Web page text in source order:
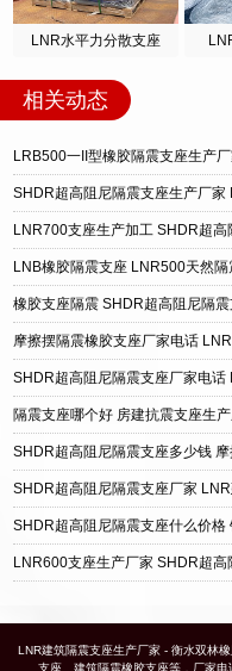
LNR水平力分散支座
相关动态
LNR建筑隔震支座生产厂家 - 衡水双林
支座、建筑隔震橡胶支座等，厂家